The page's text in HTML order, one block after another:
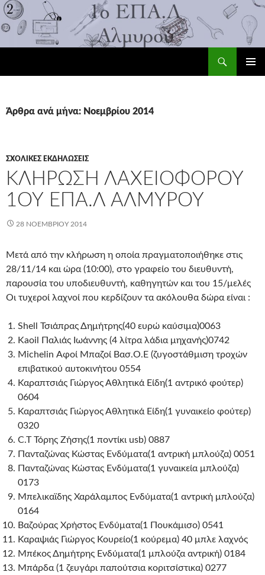
Άρθρα ανά μήνα: Νοεμβρίου 2014
ΣΧΟΛΙΚΈΣ ΕΚΔΗΛΏΣΕΙΣ
ΚΛΉΡΩΣΗ ΛΑΧΕΙΟΦΌΡΟΥ
1ΟΥ ΕΠΑ.Λ ΑΛΜΥΡΟΎ
28 ΝΟΕΜΒΡΊΟΥ 2014
Μετά από την κλήρωση η οποία πραγματοποιήθηκε στις
28/11/14 και ώρα (10:00), στο γραφείο του διευθυντή,
παρουσία του υποδιευθυντή, καθηγητών και του 15/μελές
Οι τυχεροί λαχνοί που κερδίζουν τα ακόλουθα δώρα είναι :
Shell Τσιάπρας Δημήτρης(40 ευρώ καύσιμα)0063
Kaoil Παλιάς Ιωάννης (4 λίτρα λάδια μηχανής)0742
Michelin Αφοί Μπαζοί Βασ.Ο.Ε (ζυγοστάθμιση τροχών
επιβατικού αυτοκινήτου 0554
Καραπτσιάς Γιώργος Αθλητικά Είδη(1 αντρικό φούτερ)
0604
Καραπτσιάς Γιώργος Αθλητικά Είδη(1 γυναικείο φούτερ)
0320
C.T Τόρης Ζήσης(1 ποντίκι usb) 0887
Πανταζώνας Κώστας Ενδύματα(1 αντρική μπλούζα) 0051
Πανταζώνας Κώστας Ενδύματα(1 γυναικεία μπλούζα)
0173
Μπελικαϊδης Χαράλαμπος Ενδύματα(1 αντρική μπλούζα)
0164
Βαζούρας Χρήστος Ενδύματα(1 Πουκάμισο) 0541
Καραψιάς Γιώργος Κουρείο(1 κούρεμα) 40 μπλε λαχνός
Μπέκος Δημήτρης Ενδύματα(1 μπλούζα αντρική) 0184
Μπάρδα (1 ζευγάρι παπούτσια κοριτσίστικα) 0277